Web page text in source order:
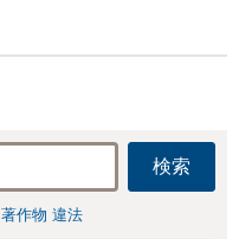
検索
著作物 違法